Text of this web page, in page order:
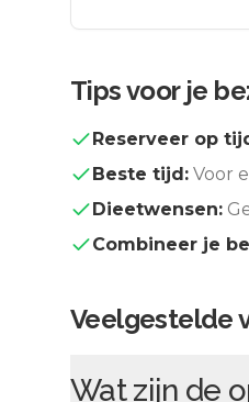
Tips voor je
Reserveer op
Beste tijd: Voor
Dieetwensen:
Combineer je
Veelgestelde
Wat zijn de